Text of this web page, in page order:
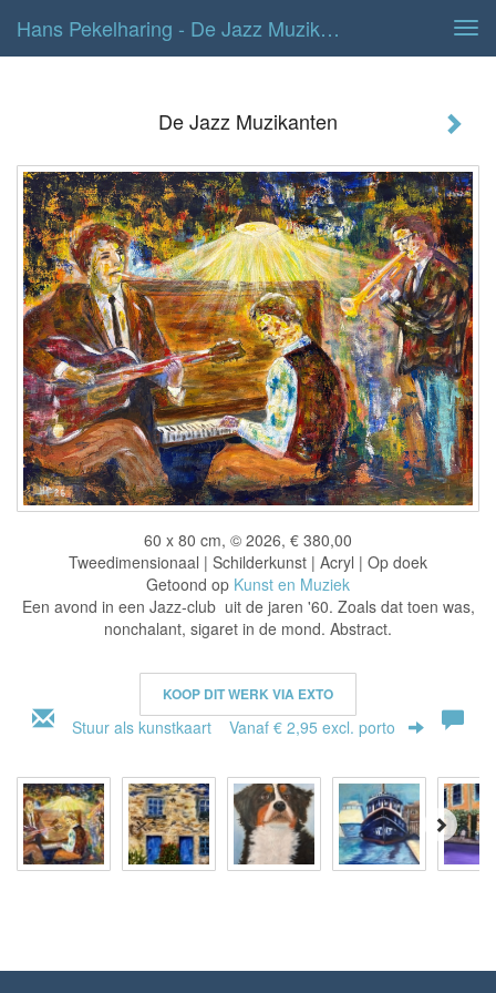
Hans Pekelharing - De Jazz Muzikanten
De Jazz Muzikanten
60 x 80 cm, © 2026, € 380,00
Tweedimensionaal | Schilderkunst | Acryl | Op doek
Getoond op Kunst en Muziek
Een avond in een Jazz-club uit de jaren '60. Zoals dat toen was,
nonchalant, sigaret in de mond. Abstract.
KOOP DIT WERK VIA EXTO
Stuur als kunstkaart Vanaf € 2,95 excl. porto